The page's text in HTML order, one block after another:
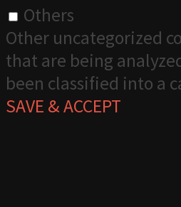
Others
Other uncategorized
that are being
been classified into a
SAVE & ACCEPT